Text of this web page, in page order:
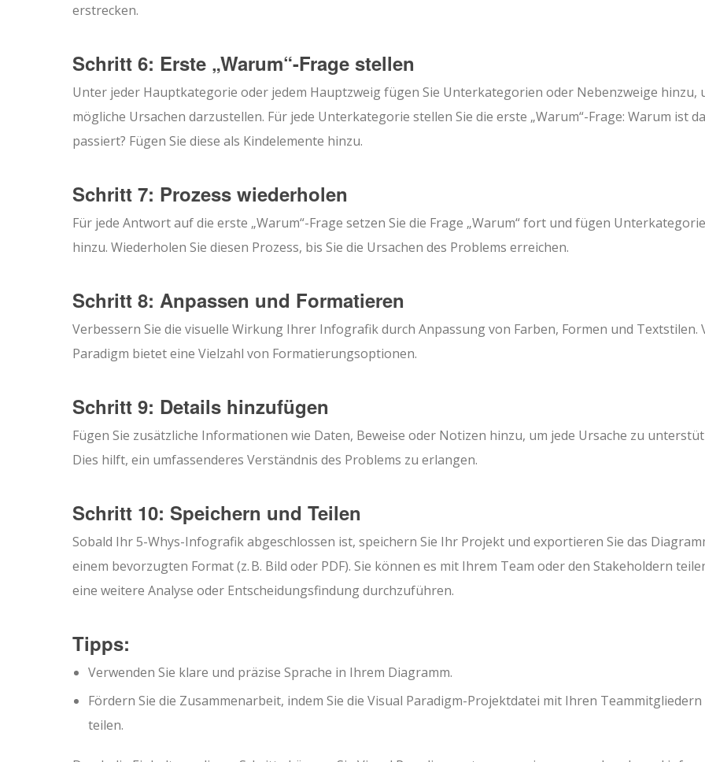
erstrecken.
Schritt 6: Erste „Warum“-Frage stellen
Unter jeder Hauptkategorie oder jedem Hauptzweig fügen Sie Unterkategorien oder Nebenzweige hinzu,
mögliche Ursachen darzustellen. Für jede Unterkategorie stellen Sie die erste „Warum“-Frage: Warum ist
passiert? Fügen Sie diese als Kindelemente hinzu.
Schritt 7: Prozess wiederholen
Für jede Antwort auf die erste „Warum“-Frage setzen Sie die Frage „Warum“ fort und fügen
hinzu. Wiederholen Sie diesen Prozess, bis Sie die Ursachen des Problems erreichen.
Schritt 8: Anpassen und Formatieren
Verbessern Sie die visuelle Wirkung Ihrer Infografik durch Anpassung von Farben, Formen und Textstilen.
Paradigm bietet eine Vielzahl von Formatierungsoptionen.
Schritt 9: Details hinzufügen
Fügen Sie zusätzliche Informationen wie Daten, Beweise oder Notizen hinzu, um jede Ursache zu
Dies hilft, ein umfassenderes Verständnis des Problems zu erlangen.
Schritt 10: Speichern und Teilen
Sobald Ihr 5-Whys-Infografik abgeschlossen ist, speichern Sie Ihr Projekt und exportieren Sie das
einem bevorzugten Format (z. B. Bild oder PDF). Sie können es mit Ihrem Team oder den Stakeholdern
eine weitere Analyse oder Entscheidungsfindung durchzuführen.
Tipps:
Verwenden Sie klare und präzise Sprache in Ihrem Diagramm.
Fördern Sie die Zusammenarbeit, indem Sie die Visual Paradigm-Projektdatei mit Ihren Teammitgliedern
teilen.